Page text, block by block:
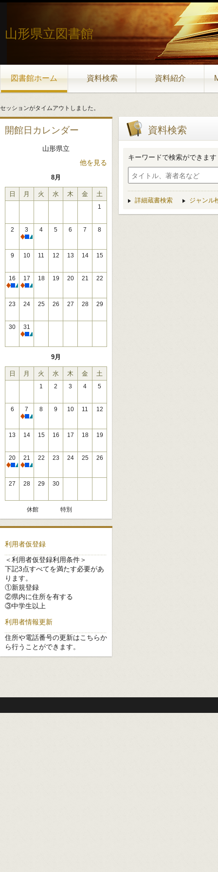
山形県立図書館
図書館ホーム 資料検索 資料紹介
セッションがタイムアウトしました。
開館日カレンダー
山形県立
他を見る
8月
日 月 火 水 木 金 土
1
2
3
休館
4 5 6 7 8
9 10 11 12 13 14 15
16
休館
17
休館
18 19 20 21 22
23 24 25 26 27 28 29
30
31
休館
9月
日 月 火 水 木 金 土
1 2 3 4 5
6
7
休館
8 9 10 11 12
13 14 15 16 17 18 19
20
休館
21
休館
22 23 24 25 26
27 28 29 30
休館 特別
利用者仮登録
＜利用者仮登録利用条件＞
下記3点すべてを満たす必要があ
ります。
①新規登録
②県内に住所を有する
③中学生以上
利用者情報更新
住所や電話番号の更新はこちらか
ら行うことができます。
資料検索
キーワードで検索ができます
詳細蔵書検索 ジャンル